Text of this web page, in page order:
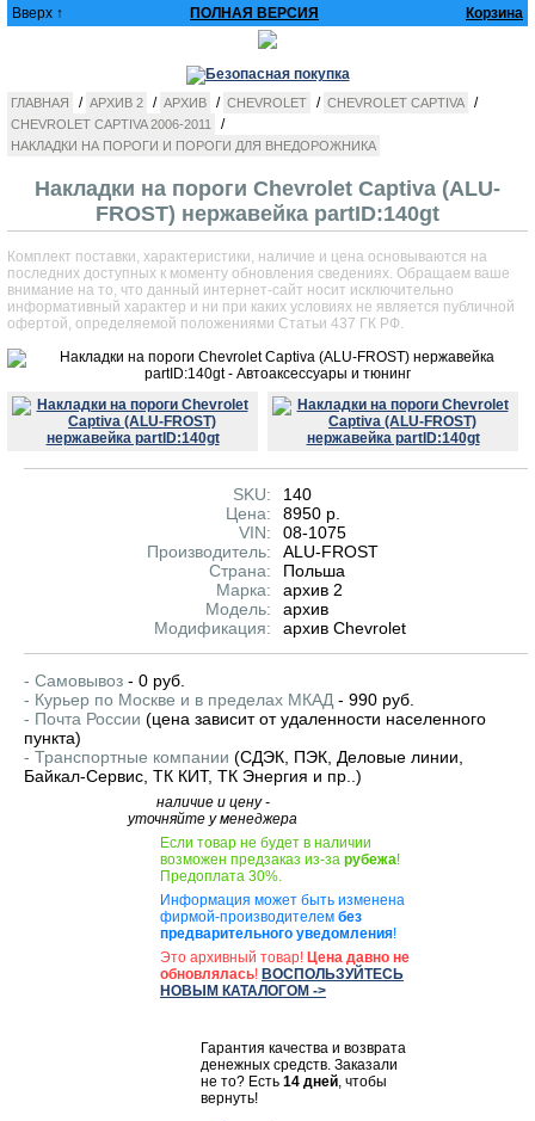
Вверх ↑ ПОЛНАЯ ВЕРСИЯ Корзина
ГЛАВНАЯ / АРХИВ 2 / АРХИВ / CHEVROLET / CHEVROLET CAPTIVA /
CHEVROLET CAPTIVA 2006-2011 /
НАКЛАДКИ НА ПОРОГИ И ПОРОГИ ДЛЯ ВНЕДОРОЖНИКА
Накладки на пороги Chevrolet Captiva (ALU-
FROST) нержавейка partID:140gt
Комплект поставки, характеристики, наличие и цена основываются на
последних доступных к моменту обновления сведениях. Обращаем ваше
внимание на то, что данный интернет-сайт носит исключительно
информативный характер и ни при каких условиях не является публичной
офертой, определяемой положениями Статьи 437 ГК РФ.
SKU:
140
Цена:
8950 р.
VIN:
08-1075
Производитель:
ALU-FROST
Страна:
Польша
Марка:
архив 2
Модель:
архив
Модификация:
архив Chevrolet
- Самовывоз - 0 руб.
- Курьер по Москве и в пределах МКАД - 990 руб.
- Почта России (цена зависит от удаленности населенного
пункта)
- Транспортные компании (СДЭК, ПЭК, Деловые линии,
Байкал-Сервис, ТК КИТ, ТК Энергия и пр..)
наличие и цену -
уточняйте у менеджера
Если товар не будет в наличии
возможен предзаказ из-за рубежа!
Предоплата 30%.
Информация может быть изменена
фирмой-производителем без
предварительного уведомления!
Это архивный товар! Цена давно не
обновлялась! ВОСПОЛЬЗУЙТЕСЬ
НОВЫМ КАТАЛОГОМ ->
Гарантия качества и возврата
денежных средств. Заказали
не то? Есть 14 дней, чтобы
вернуть!